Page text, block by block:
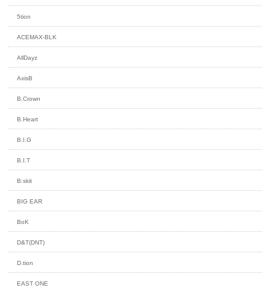
5tion
ACEMAX-BLK
AllDayz
AxisB
B.Crown
B.Heart
B.I.G
B.I.T
B:skit
BIG EAR
BoK
D&T(DNT)
D.tion
EAST ONE